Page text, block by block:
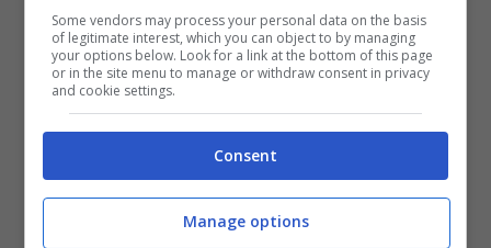
Altrettanto inquietante è lasottrazione
della scarpa di Fortuna, misteriosamente
scomparsa dal luogo del delitto. La
colpevole è l’inquilina dell’ottavo piano che
aveva negato di aver visto Caputo sul
pianerottolo con la bambina. La donna
Some vendors may process your personal data on the basis
of legitimate interest, which you can object to by managing
your options below. Look for a link at the bottom of this page
or in the site menu to manage or withdraw consent in privacy
and cookie settings.
Consent
Manage options